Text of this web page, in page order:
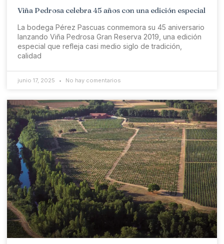
Viña Pedrosa celebra 45 años con una edición especial
La bodega Pérez Pascuas conmemora su 45 aniversario
lanzando Viña Pedrosa Gran Reserva 2019, una edición
especial que refleja casi medio siglo de tradición,
calidad
junio 17, 2025 No hay comentarios